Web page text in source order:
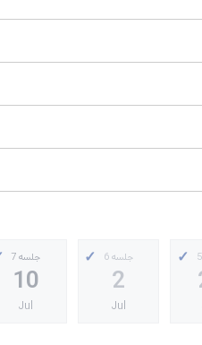
جلسه 6
2
Jul
جلسه 7
10
Jul